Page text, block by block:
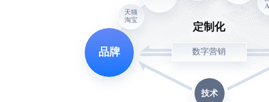
技术
品牌 数字营销
定制化
天猫
淘宝